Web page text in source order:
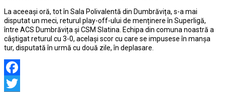
La aceeași oră, tot în Sala Polivalentă din Dumbrăvița, s-a mai
disputat un meci, returul play-off-ului de menținere în Superligă,
între ACS Dumbrăvița și CSM Slatina. Echipa din comuna noastră a
câștigat returul cu 3-0, același scor cu care se impusese în manșa
tur, disputată în urmă cu două zile, în deplasare.
Facebook